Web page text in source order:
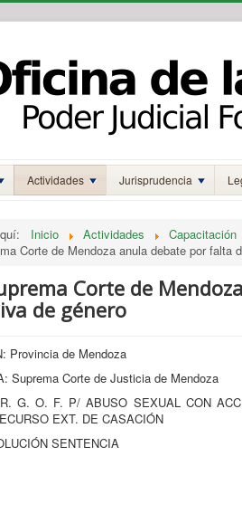
Actividades Jurisprudencia
Inicio Actividades Capacitación
Corte de Mendoza anula debate por falta
Corte de
de género
Provincia de Mendoza
Suprema Corte de Justicia de Mendoza
G. O. F. P/ ABUSO SEXUAL CON
EXT. DE CASACIÓN
SENTENCIA